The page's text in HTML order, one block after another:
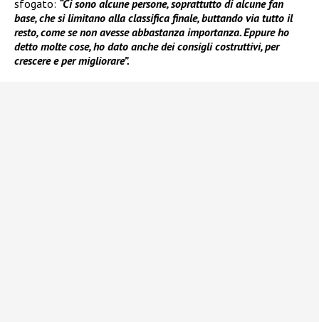
sfogato: “Ci sono alcune persone, soprattutto di alcune fan
base, che si limitano alla classifica finale, buttando via tutto il
resto, come se non avesse abbastanza importanza. Eppure ho
detto molte cose, ho dato anche dei consigli costruttivi, per
crescere e per migliorare”.